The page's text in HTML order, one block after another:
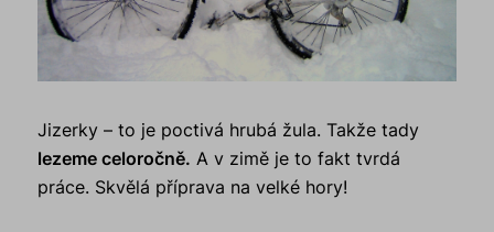
Jizerky – to je poctivá hrubá žula. Takže tady
lezeme celoročně. A v zimě je to fakt tvrdá
práce. Skvělá příprava na velké hory!